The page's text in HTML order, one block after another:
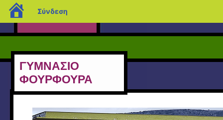
blogs.sch.gr
Σύνδεση
ΓΥΜΝΑΣΙΟ
ΦΟΥΡΦΟΥΡΑ